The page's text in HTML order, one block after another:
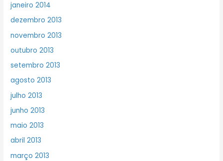
janeiro 2014
dezembro 2013
novembro 2013
outubro 2013
setembro 2013
agosto 2013
julho 2013
junho 2013
maio 2013
abril 2013
março 2013